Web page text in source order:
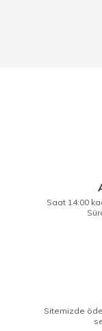
Saat 14:00
Sitemizde